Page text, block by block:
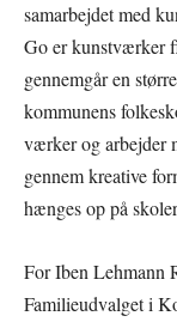
samarbejdet med
Go er kunstværker
gennemgår en
kommunens
værker og arbejder
gennem kreative
hænges op på
For Iben Lehmann
Familieudvalget i